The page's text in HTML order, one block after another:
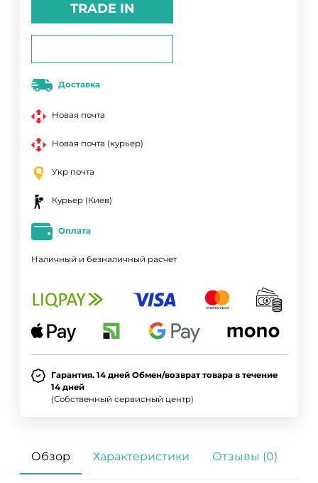
TRADE IN
Доставка
Новая почта
Новая почта (курьер)
Укр почта
Курьер (Киев)
Оплата
Наличный и безналичный расчет
Гарантия. 14 дней Обмен/возврат товара в течение
14 дней
(Собственный сервисный центр)
Обзор Характеристики Отзывы (0)